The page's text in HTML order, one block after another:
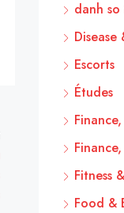
danh
Escorts
Études
Fitness
Food &